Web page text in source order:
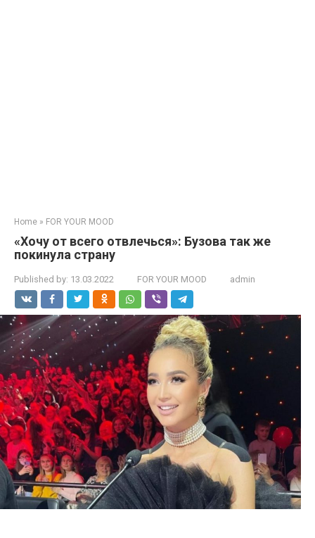
Home » FOR YOUR MOOD
«Хочу от всего отвлечься»: Бузова так же
покинула страну
Published by: 13.03.2022 FOR YOUR MOOD admin